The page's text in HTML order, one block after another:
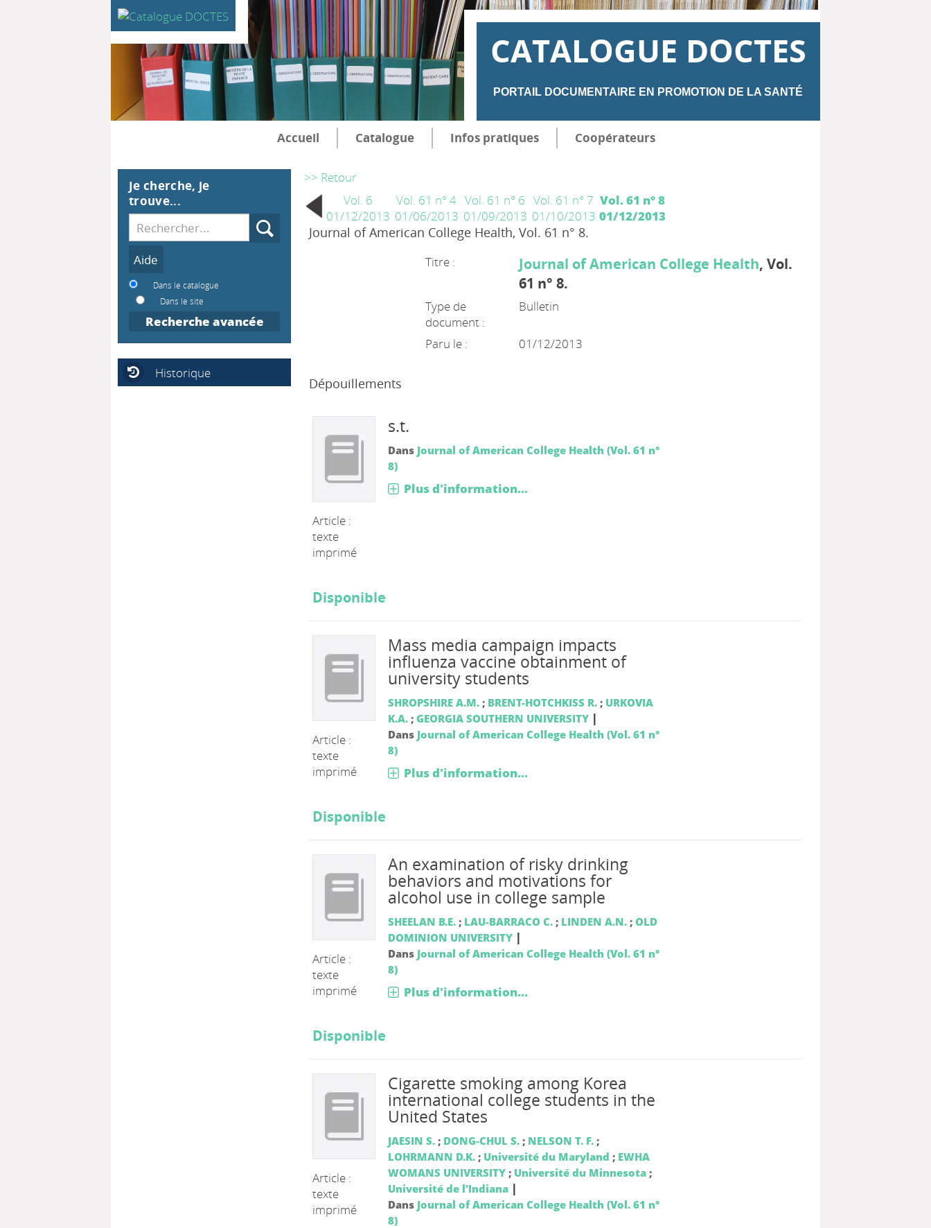
CATALOGUE DOCTES
PORTAIL DOCUMENTAIRE EN PROMOTION DE LA SANTÉ
Accueil Catalogue Infos pratiques Coopérateurs
>> Retour
Vol. 6
01/12/2013
Vol. 61 n° 4
01/06/2013
Vol. 61 n° 6
01/09/2013
Vol. 61 n° 7
01/10/2013
Vol. 61 n° 8
01/12/2013
Journal of American College Health, Vol. 61 n° 8.
Titre : Journal of American College Health, Vol.
61 n° 8.
Type de
document :
Bulletin
Paru le : 01/12/2013
Dépouillements
Article :
texte
imprimé
s.t.
Dans Journal of American College Health (Vol. 61 n°
8)
Plus d'information...
Disponible
Article :
texte
imprimé
Mass media campaign impacts
influenza vaccine obtainment of
university students
SHROPSHIRE A.M.; BRENT-HOTCHKISS R.; URKOVIA
K.A.; GEORGIA SOUTHERN UNIVERSITY |
Dans Journal of American College Health (Vol. 61 n°
8)
Plus d'information...
Disponible
Article :
texte
imprimé
An examination of risky drinking
behaviors and motivations for
alcohol use in college sample
SHEELAN B.E.; LAU-BARRACO C.; LINDEN A.N.; OLD
DOMINION UNIVERSITY |
Dans Journal of American College Health (Vol. 61 n°
8)
Plus d'information...
Disponible
Article :
texte
imprimé
Cigarette smoking among Korea
international college students in the
United States
JAESIN S.; DONG-CHUL S.; NELSON T. F.;
LOHRMANN D.K.; Université du Maryland ; EWHA
WOMANS UNIVERSITY; Université du Minnesota;
Université de l'Indiana |
Dans Journal of American College Health (Vol. 61 n°
8)
Je cherche, je
trouve...
Recherche
Dans le catalogue
Dans le site
Recherche avancée
Historique